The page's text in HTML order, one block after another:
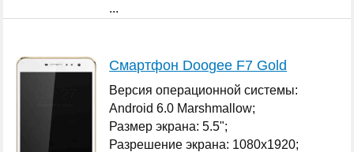
...
Смартфон Doogee F7 Gold
Версия операционной системы:
Android 6.0 Marshmallow;
Размер экрана: 5.5";
Разрешение экрана: 1080x1920;